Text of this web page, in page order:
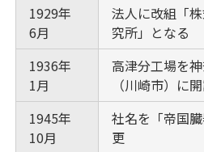
1929年
6月
法人に改組「
究所」となる
1936年
1月
高津分工場を
（川崎市）に
1945年
10月
社名を「帝国
更